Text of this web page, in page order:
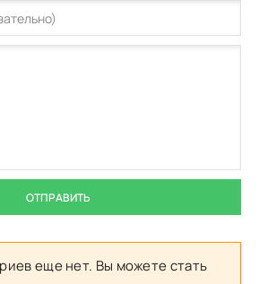
ОТПРАВИТЬ
еще нет. Вы можете стать